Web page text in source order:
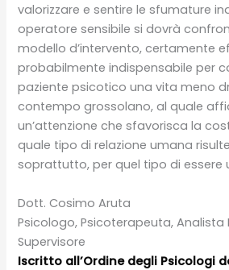
valorizzare e sentire le sfumature
operatore sensibile si dovrà
modello d’intervento, certamente
probabilmente indispensabile per
paziente psicotico una vita meno
contempo grossolano, al quale
un’attenzione che sfavorisca la
quale tipo di relazione umana
soprattutto, per quel tipo di essere
Dott. Cosimo Aruta
Psicologo, Psicoterapeuta, Analista
Supervisore
Iscritto all’Ordine degli Psicologi